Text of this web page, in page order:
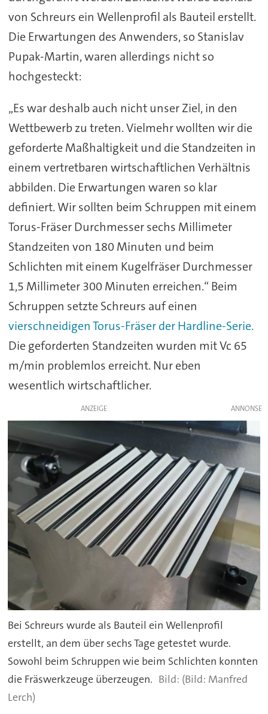
von Schreurs ein Wellenprofil als Bauteil erstellt.
Die Erwartungen des Anwenders, so Stanislav
Pupak-Martin, waren allerdings nicht so
hochgesteckt:
„Es war deshalb auch nicht unser Ziel, in den
Wettbewerb zu treten. Vielmehr wollten wir die
geforderte Maßhaltigkeit und die Standzeiten in
einem vertretbaren wirtschaftlichen Verhältnis
abbilden. Die Erwartungen waren so klar
definiert. Wir sollten beim Schruppen mit einem
Torus-Fräser Durchmesser sechs Millimeter
Standzeiten von 180 Minuten und beim
Schlichten mit einem Kugelfräser Durchmesser
1,5 Millimeter 300 Minuten erreichen.“ Beim
Schruppen setzte Schreurs auf einen
vierschneidigen Torus-Fräser der Hardline-Serie.
Die geforderten Standzeiten wurden mit Vc 65
m/min problemlos erreicht. Nur eben
wesentlich wirtschaftlicher.
ANZEIGE
Bei Schreurs wurde als Bauteil ein Wellenprofil
erstellt, an dem über sechs Tage getestet wurde.
Sowohl beim Schruppen wie beim Schlichten konnten
die Fräswerkzeuge überzeugen.
(Bild: Manfred
Lerch)